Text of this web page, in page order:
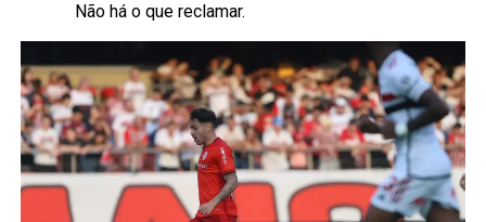
Não há o que reclamar.